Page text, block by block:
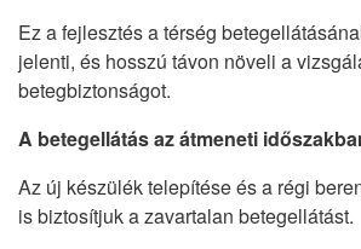
Ez a fejlesztés a térség
jelenti, és hosszú távon növeli a
betegbiztonságot.
A betegellátás az átmeneti
Az új készülék telepítése és a régi
is biztosítjuk a zavartalan betegellátást.